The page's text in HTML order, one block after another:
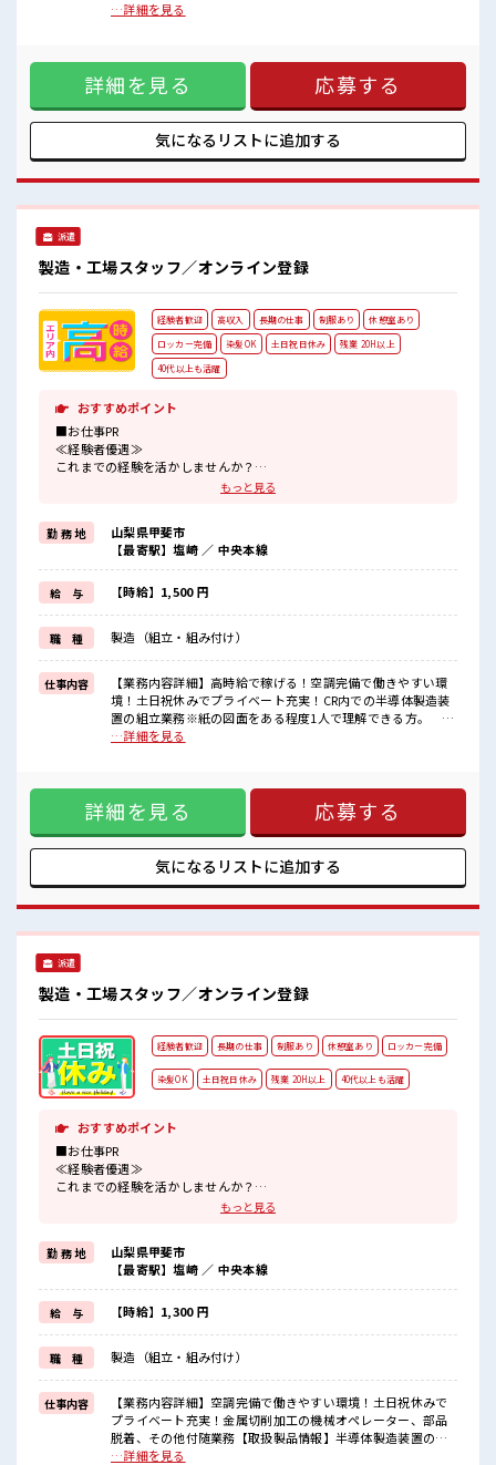
一息つける休憩スペースもあります！
程よく残業あり！
よく稼げます♪ ≪機能的な制服アリ≫ 制服があるので、 毎日
く環境が整っています！ イチからスキルUP・ステップUP目
指していきましょう！ ≪様々なお仕事をご提案≫ 一人で悩ま
ず気軽に相談できる、 派遣のお仕事です！ ■職場の雰囲気 一
緒に働く仲間ともなじみやすい少人数の職場☆ 一息つける休
憩スペースもあります！ 持ち物が多いあなたにもぴったり☆
ロッカー付き職場♪ 程よく残業あり！
…詳細を見る
詳細を見る 応募する
気になるリストに追加する
派遣
製造・工場スタッフ／オンライン登録
経験者歓迎 高収入 長期の仕事 制服あり
休憩室あり
ロッカー完備
染髪OK 土日祝日休み
残業 20H以上
40代以上も活躍
おすすめポイント
■お仕事PR
≪経験者優遇≫
これまでの経験を活かしませんか？
≪残業多めでがっつり稼ぐ≫
高収入を希望される方にオススメ。
残業は月20時間以上あります♪
≪週休2日制≫
週末は家族や友人と一緒にプライベート満喫！
≪ヘアカラーOKで自由な雰囲気の職場≫
明るすぎたり奇抜でなければ基本的に自由！
(規定有)≪ラクラク制服アリ≫
制服があるので、
毎日の服装の悩み解消♪
≪自分に合った期間で働ける≫
福利厚生が整った派遣のお仕事です！
しっかり休める休憩室あり！
オンオフの切替もできちゃう！
職場にはロッカー完備！
私物の置きすぎには注意が必要ですね★
もっと見る
勤 務 地
山梨県甲斐市
【最寄駅】塩崎 ／ 中央本線
給 与 【時給】1,500 円
職 種 製造（組立・組み付け）
仕事内容
【業務内容詳細】高時給で稼げる！空調完備で働きやすい環
境！土日祝休みでプライベート充実！CR内での半導体製造装
置の組立業務※紙の図面をある程度1人で理解できる方。 ド
ライバーなどの工具使用経験がある方。【取扱製品情報】半
ょっとだけ…という方もOK！ ≪残業多めでがっつり稼ぐ≫
高収入を希望される方にオススメ。 残業は月20時間以上あり
ます♪ ≪週休2日制≫ 週末は家族や友人と一緒にプライベー
ト満喫！ ≪ヘアカラーOKで自由な雰囲気の職場≫ 明るすぎ
たり奇抜でなければ基本的に自由！ (規定有)≪ラクラク制服
アリ≫ 制服があるので、 毎日の服装の悩み解消♪ ≪自分に合
職場の雰囲気 明るすぎたり奇抜過ぎなければヘアカラーOK！
しっかり休める休憩室あり！ オンオフの切替もできちゃう！
…詳細を見る
詳細を見る 応募する
気になるリストに追加する
派遣
製造・工場スタッフ／オンライン登録
経験者歓迎 長期の仕事 制服あり 休憩室あり ロッカー完備
染髪OK 土日祝日休み 残業 20H以上 40代以上も活躍
おすすめポイント
■お仕事PR
≪経験者優遇≫
これまでの経験を活かしませんか？
≪残業で稼げる≫
高収入を希望される方にオススメ。
残業は月20時間以上あります♪
≪週休2日制≫
週末は家族や友人と一緒にプライベート満喫！
≪ヘアカラーOKで自由な雰囲気の職場≫
明るすぎたり奇抜でなければ基本的に自由！
(規定有)≪ラクラク制服アリ≫
制服があるので、
毎日の服装の悩み解消♪
≪自分に合った期間で働ける≫
福利厚生が整った派遣のお仕事です！
もっと見る
勤 務 地
山梨県甲斐市
【最寄駅】塩崎 ／ 中央本線
給 与 【時給】1,300 円
職 種 製造（組立・組み付け）
仕事内容
【業務内容詳細】空調完備で働きやすい環境！土日祝休みで
プライベート充実！金属切削加工の機械オペレーター、部品
脱着、その他付随業務【取扱製品情報】半導体製造装置の製
造 ■お仕事PR ≪経験者優遇≫ これまでの経験を活かしません
…詳細を見る